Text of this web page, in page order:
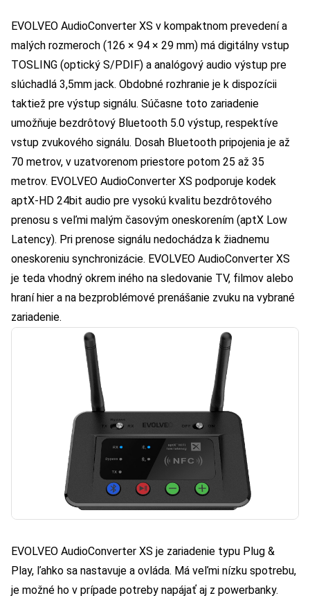
EVOLVEO AudioConverter XS v kompaktnom prevedení a
malých rozmeroch (126 × 94 × 29 mm) má digitálny vstup
TOSLING (optický S/PDIF) a analógový audio výstup pre
slúchadlá 3,5mm jack. Obdobné rozhranie je k dispozícii
taktiež pre výstup signálu. Súčasne toto zariadenie
umožňuje bezdrôtový Bluetooth 5.0 výstup, respektíve
vstup zvukového signálu. Dosah Bluetooth pripojenia je až
70 metrov, v uzatvorenom priestore potom 25 až 35
metrov. EVOLVEO AudioConverter XS podporuje kodek
aptX-HD 24bit audio pre vysokú kvalitu bezdrôtového
prenosu s veľmi malým časovým oneskorením (aptX Low
Latency). Pri prenose signálu nedochádza k žiadnemu
oneskoreniu synchronizácie. EVOLVEO AudioConverter XS
je teda vhodný okrem iného na sledovanie TV, filmov alebo
hraní hier a na bezproblémové prenášanie zvuku na vybrané
zariadenie.
EVOLVEO AudioConverter XS je zariadenie typu Plug &
Play, ľahko sa nastavuje a ovláda. Má veľmi nízku spotrebu,
je možné ho v prípade potreby napájať aj z powerbanky.